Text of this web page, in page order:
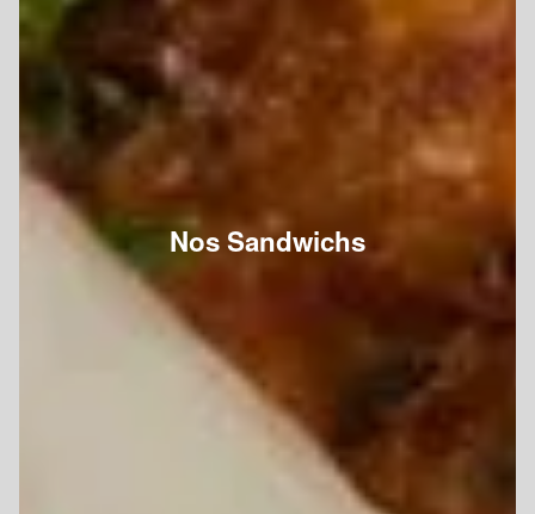
Nos Sandwichs